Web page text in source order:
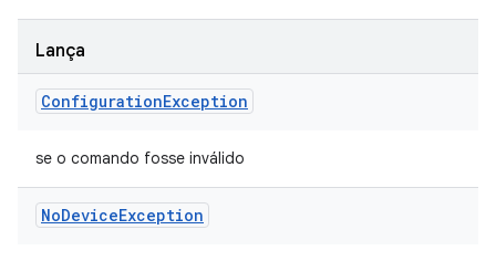
Lança
ConfigurationException
se o comando fosse inválido
NoDeviceException